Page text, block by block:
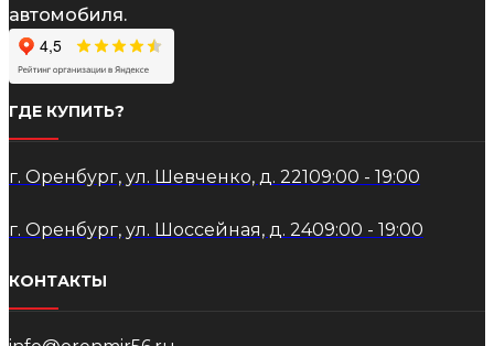
автомобиля.
ГДЕ КУПИТЬ?
г. Оренбург, ул. Шевченко, д. 22109:00 - 19:00
г. Оренбург, ул. Шоссейная, д. 2409:00 - 19:00
КОНТАКТЫ